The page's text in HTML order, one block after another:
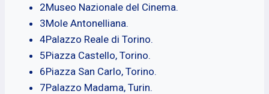
2Museo Nazionale del Cinema.
3Mole Antonelliana.
4Palazzo Reale di Torino.
5Piazza Castello, Torino.
6Piazza San Carlo, Torino.
7Palazzo Madama, Turin.